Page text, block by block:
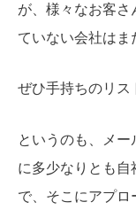
が、様々なお客さ
ていない会社はま
ぜひ手持ちのリス
というのも、メ
に多少なりとも
で、そこにアプロ